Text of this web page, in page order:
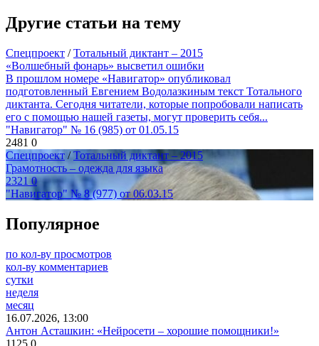
Другие статьи на тему
Спецпроект /Тотальный диктант – 2015
«Волшебный фонарь» высветил ошибки
В прошлом номере «Навигатор» опубликовал
подготовленный Евгением Водолазкиным текст Тотального
диктанта. Сегодня читатели, которые попробовали написать
его с помощью нашей газеты, могут проверить себя...
"Навигатор" № 16 (985) от 01.05.15
2481 0
Спецпроект /Тотальный диктант – 2015
Грамотность – одежда для языка
23210
"Навигатор" № 8 (977) от 06.03.15
Популярное
по кол-ву просмотров
кол-ву комментариев
сутки
неделя
месяц
16.07.2026, 13:00
Антон Асташкин: «Нейросети – хорошие помощники!»
1125 0